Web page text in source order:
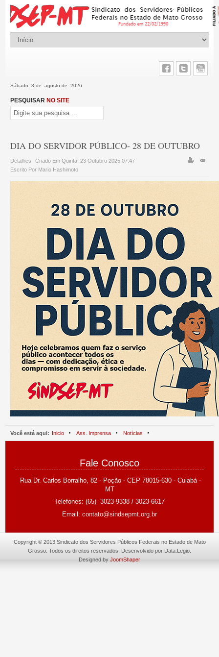
Sábado, 8 de agosto de 2026
PESQUISAR NO SITE
DIA DO SERVIDOR PÚBLICO- 28 DE OUTUBRO
Detalhes
Criado Em Quinta, 23 Outubro 2025 07:47
Escrito Por Mario Hashimoto
Você está aqui: Inicio Ass. Imprensa Notícias
Fale Conosco
Rua Dr. Carlos Borralho, 82 - Poção - CEP 78015-630 - Cuiabá -
MT
Telefones: (65) 3023-9338 / 3023-6617
Email: contato@sindsepmt.org.br
Copyright © 2013 Sindicato dos Servidores Públicos Federais no Estado de Mato
Grosso. Todos os direitos reservados. Desenvolvido por Data.Legio.
Designed by JoomShaper